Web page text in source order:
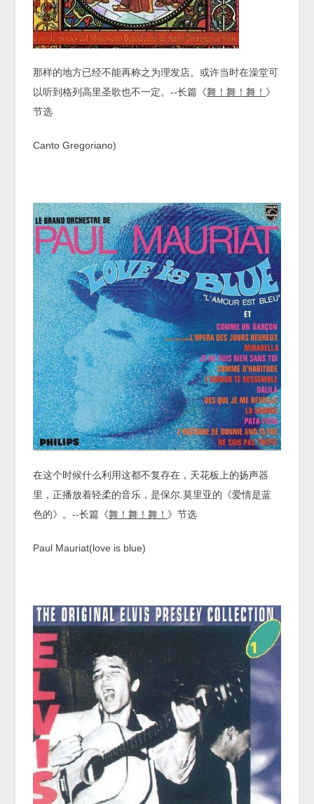
那样的地方已经不能再称之为理发店。或许当时在澡堂可
以听到格列高里圣歌也不一定。--长篇《舞！舞！舞！ 》
节选
Canto Gregoriano)
在这个时候什么利用这都不复存在，天花板上的扬声器
里，正播放着轻柔的音乐，是保尔.莫里亚的《爱情是蓝
色的》。--长篇《舞！舞！舞！ 》节选
Paul Mauriat(love is blue)